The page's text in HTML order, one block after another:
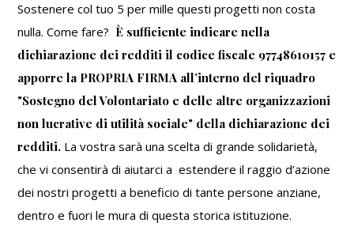
Sostenere col tuo 5 per mille questi progetti non costa
nulla. Come fare? È sufficiente indicare nella
dichiarazione dei redditi il codice fiscale 97748610157 e
apporre la PROPRIA FIRMA all’interno del riquadro
"Sostegno del Volontariato e delle altre organizzazioni
non lucrative di utilità sociale" della dichiarazione dei
redditi. La vostra sarà una scelta di grande solidarietà,
che vi consentirà di aiutarci a estendere il raggio d’azione
dei nostri progetti a beneficio di tante persone anziane,
dentro e fuori le mura di questa storica istituzione.